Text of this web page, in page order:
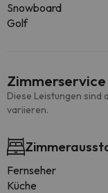
Snowboard
Golf
Zimmerservice
Diese Leistungen sind
variieren.
Fernseher
Küche